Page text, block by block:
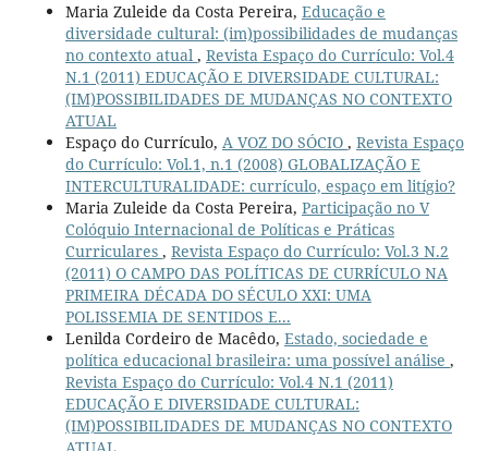
Maria Zuleide da Costa Pereira, Educação e
diversidade cultural: (im)possibilidades de mudanças
no contexto atual , Revista Espaço do Currículo: Vol.4
N.1 (2011) EDUCAÇÃO E DIVERSIDADE CULTURAL:
(IM)POSSIBILIDADES DE MUDANÇAS NO CONTEXTO
ATUAL
Espaço do Currículo, A VOZ DO SÓCIO , Revista Espaço
do Currículo: Vol.1, n.1 (2008) GLOBALIZAÇÃO E
INTERCULTURALIDADE: currículo, espaço em litígio?
Maria Zuleide da Costa Pereira, Participação no V
Colóquio Internacional de Políticas e Práticas
Curriculares , Revista Espaço do Currículo: Vol.3 N.2
(2011) O CAMPO DAS POLÍTICAS DE CURRÍCULO NA
PRIMEIRA DÉCADA DO SÉCULO XXI: UMA
POLISSEMIA DE SENTIDOS E...
Lenilda Cordeiro de Macêdo, Estado, sociedade e
política educacional brasileira: uma possível análise ,
Revista Espaço do Currículo: Vol.4 N.1 (2011)
EDUCAÇÃO E DIVERSIDADE CULTURAL:
(IM)POSSIBILIDADES DE MUDANÇAS NO CONTEXTO